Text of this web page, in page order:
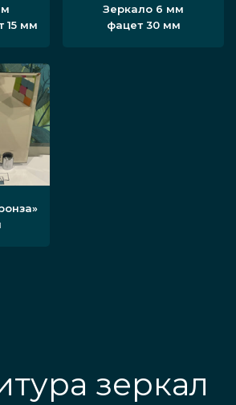
15 мм
Зеркало 6 мм
фацет 30 мм
зеркал